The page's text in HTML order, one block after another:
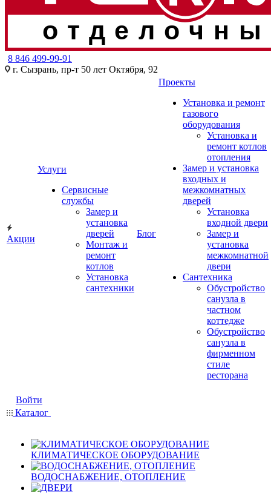
8 846 499-99-91
г. Сызрань, пр-т 50 лет Октября, 92
Акции
Услуги
Сервисные
службы
Замер и
установка
дверей
Монтаж и
ремонт
котлов
Установка
сантехники
Блог
Проекты
Установка и ремонт
газового
оборудования
Установка и
ремонт котлов
отопления
Замер и установка
входных и
межкомнатных
дверей
Установка
входной двери
Замер и
установка
межкомнатной
двери
Сантехника
Обустройство
санузла в
частном
коттедже
Обустройство
санузла в
фирменном
стиле
ресторана
Войти
Каталог
КЛИМАТИЧЕСКОЕ ОБОРУДОВАНИЕ
ВОДОСНАБЖЕНИЕ, ОТОПЛЕНИЕ